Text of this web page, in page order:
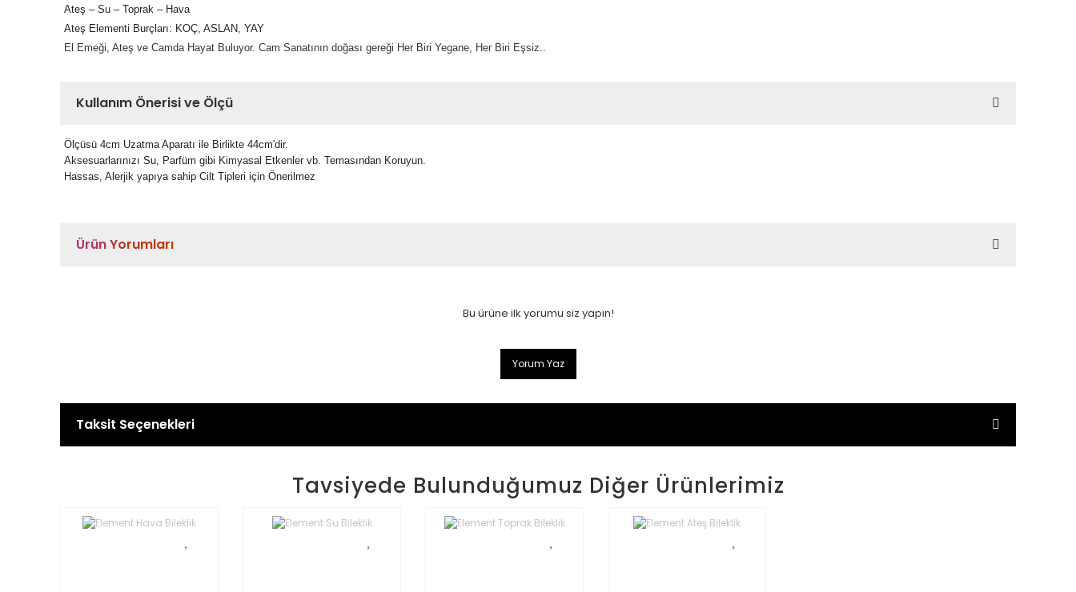
Ateş – Su – Toprak – Hava
Ateş Elementi Burçları: KOÇ, ASLAN, YAY
El Emeği, Ateş ve Camda Hayat Buluyor. Cam Sanatının doğası gereği Her Biri Yegane, Her Biri Eşsiz..
Kullanım Önerisi ve Ölçü
Ölçüsü 4cm Uzatma Aparatı ile Birlikte 44cm'dir.
Aksesuarlarınızı Su, Parfüm gibi Kimyasal Etkenler vb. Temasından Koruyun.
Hassas, Alerjik yapıya sahip Cilt Tipleri için Önerilmez
Ürün Yorumları
Bu ürüne ilk yorumu siz yapın!
Yorum Yaz
Taksit Seçenekleri
Tavsiyede Bulunduğumuz Diğer Ürünlerimiz